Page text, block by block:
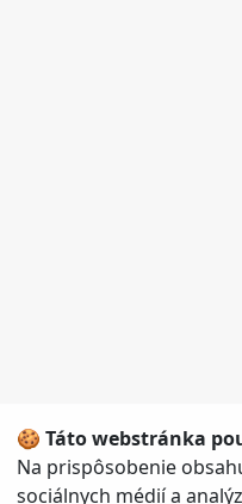
🍪 Táto webstránka
Na prispôsobenie
sociálnych médií a